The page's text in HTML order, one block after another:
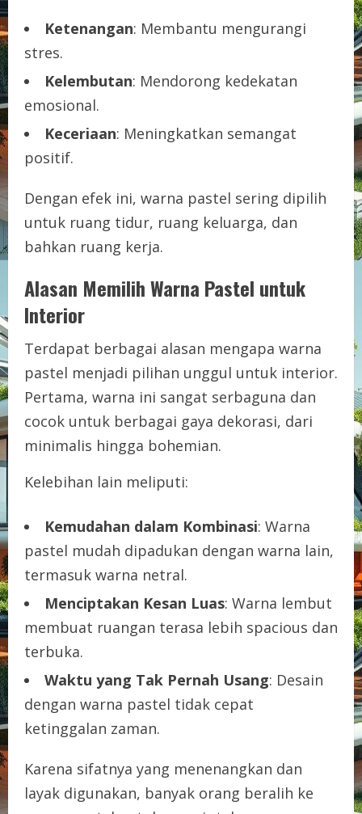
Ketenangan: Membantu mengurangi
stres.
Kelembutan: Mendorong kedekatan
emosional.
Keceriaan: Meningkatkan semangat
positif.
Dengan efek ini, warna pastel sering dipilih
untuk ruang tidur, ruang keluarga, dan
bahkan ruang kerja.
Alasan Memilih Warna Pastel untuk
Interior
Terdapat berbagai alasan mengapa warna
pastel menjadi pilihan unggul untuk interior.
Pertama, warna ini sangat serbaguna dan
cocok untuk berbagai gaya dekorasi, dari
minimalis hingga bohemian.
Kelebihan lain meliputi:
Kemudahan dalam Kombinasi: Warna
pastel mudah dipadukan dengan warna lain,
termasuk warna netral.
Menciptakan Kesan Luas: Warna lembut
membuat ruangan terasa lebih spacious dan
terbuka.
Waktu yang Tak Pernah Usang: Desain
dengan warna pastel tidak cepat
ketinggalan zaman.
Karena sifatnya yang menenangkan dan
layak digunakan, banyak orang beralih ke